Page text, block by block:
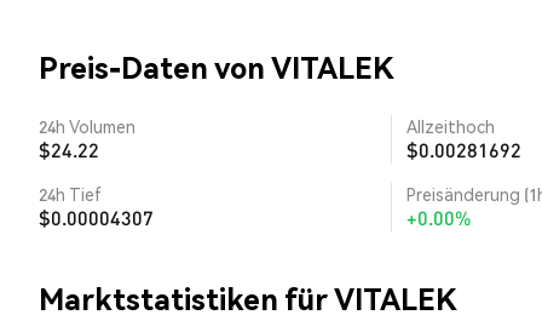
Preis-Daten von VITALEK
24h Volumen
$24.22
Allzeithoch
$0.00281692
24h Tief
$0.00004307
Preisänderung
+0.00%
Marktstatistiken für VITALEK